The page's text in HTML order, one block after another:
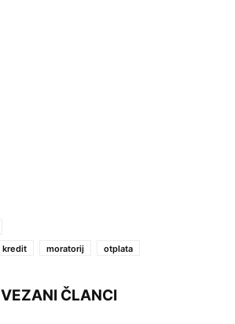
kredit moratorij otplata
VEZANI ČLANCI